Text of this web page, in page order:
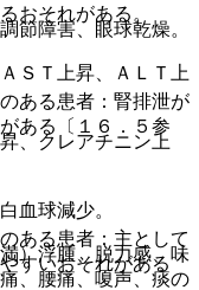
おそれがある。
ある患者：腎排泄が
ある〔１６．５参
ある患者：主として
すいおそれがある
節障害、眼球乾燥。
ＳＴ上昇、ＡＬＴ上
、クレアチニン上
血球減少。
）浮腫、脱力感、味
、腰痛、嗄声、痰の